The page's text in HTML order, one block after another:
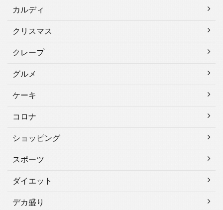
カルディ
クリスマス
クレープ
グルメ
ケーキ
コロナ
ショッピング
スポーツ
ダイエット
デカ盛り